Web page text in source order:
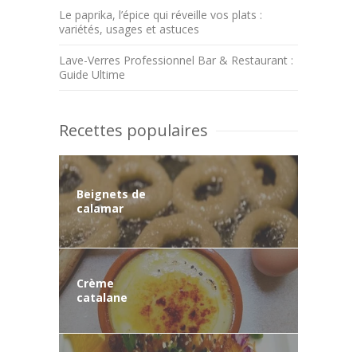
Le paprika, l’épice qui réveille vos plats :
variétés, usages et astuces
Lave-Verres Professionnel Bar & Restaurant :
Guide Ultime
Recettes populaires
Beignets de
calamar
Crème
catalane